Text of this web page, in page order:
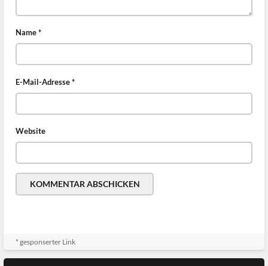
Name*
E-Mail-Adresse*
Website
* gesponserter Link